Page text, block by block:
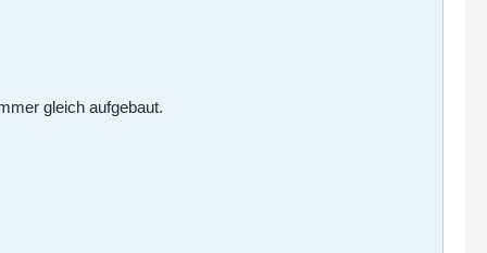
gleich aufgebaut.